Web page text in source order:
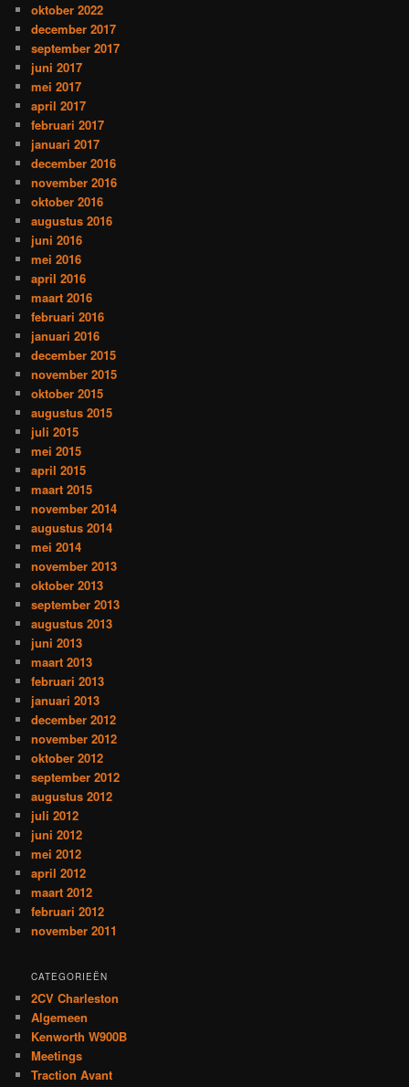
oktober 2022
december 2017
september 2017
juni 2017
mei 2017
april 2017
februari 2017
januari 2017
december 2016
november 2016
oktober 2016
augustus 2016
juni 2016
mei 2016
april 2016
maart 2016
februari 2016
januari 2016
december 2015
november 2015
oktober 2015
augustus 2015
juli 2015
mei 2015
april 2015
maart 2015
november 2014
augustus 2014
mei 2014
november 2013
oktober 2013
september 2013
augustus 2013
juni 2013
maart 2013
februari 2013
januari 2013
december 2012
november 2012
oktober 2012
september 2012
augustus 2012
juli 2012
juni 2012
mei 2012
april 2012
maart 2012
februari 2012
november 2011
CATEGORIEËN
2CV Charleston
Algemeen
Kenworth W900B
Meetings
Traction Avant